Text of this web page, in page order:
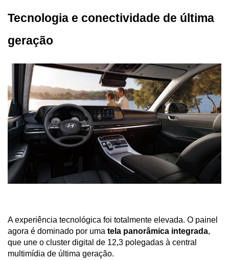
Tecnologia e conectividade de última
geração
A experiência tecnológica foi totalmente elevada. O painel
agora é dominado por uma tela panorâmica integrada,
que une o cluster digital de 12,3 polegadas à central
multimídia de última geração.